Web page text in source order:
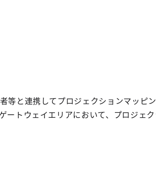
等と連携してプロジェクションマッピ
ートウェイエリアにおいて、プロジェ